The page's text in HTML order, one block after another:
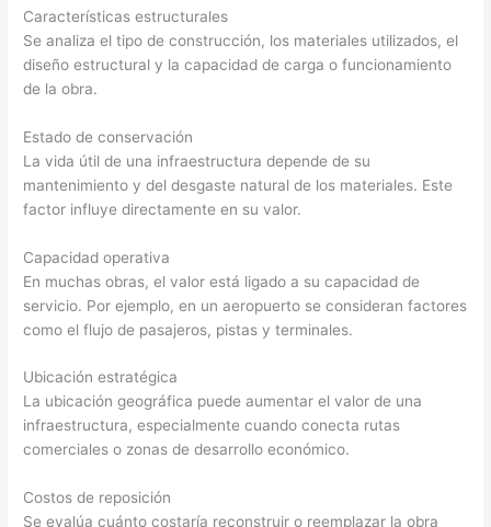
Características estructurales
Se analiza el tipo de construcción, los materiales utilizados, el
diseño estructural y la capacidad de carga o funcionamiento
de la obra.
Estado de conservación
La vida útil de una infraestructura depende de su
mantenimiento y del desgaste natural de los materiales. Este
factor influye directamente en su valor.
Capacidad operativa
En muchas obras, el valor está ligado a su capacidad de
servicio. Por ejemplo, en un aeropuerto se consideran factores
como el flujo de pasajeros, pistas y terminales.
Ubicación estratégica
La ubicación geográfica puede aumentar el valor de una
infraestructura, especialmente cuando conecta rutas
comerciales o zonas de desarrollo económico.
Costos de reposición
Se evalúa cuánto costaría reconstruir o reemplazar la obra